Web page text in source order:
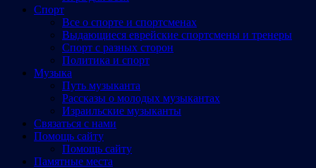
Спорт
Все о спорте и спортсменах
Выдающиеся еврейские спортсмены и тренеры
Спорт с разных сторон
Политика и спорт
Музыка
Путь музыканта
Рассказы о молодых музыкантах
Израильские музыканты
Cвязаться с нами
Помощь сайту
Помощь сайту
Памятные места